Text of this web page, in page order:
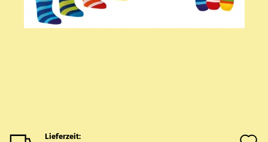
Lieferzeit: